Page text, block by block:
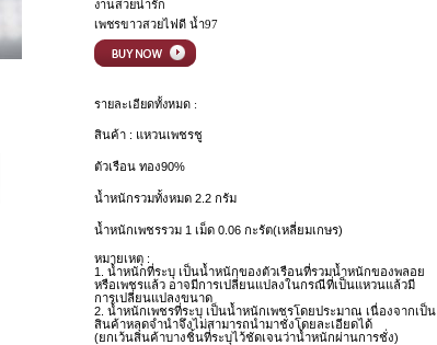
งานสวยน่ารัก
เพชรขาวสวยไฟดี น้ำ97
รายละเอียดทั้งหมด :
สินค้า : แหวนเพชรชู
ตัวเรือน ทอง90%
น้ำหนักรวมทั้งหมด 2.2 กรัม
น้ำหนักเพชรรวม 1 เม็ด 0.06 กะรัต(เหลี่ยมเกษร)
หมายเหตุ :
1. น้ำหนักที่ระบุ เป็นน้ำหนักของตัวเรือนที่รวมน้ำหนักของพลอย
หรือเพชรแล้ว อาจมีการเปลี่ยนแปลงในกรณีที่เป็นแหวนแล้วมี
การเปลี่ยนแปลงขนาด
2. น้ำหนักเพชรที่ระบุ เป็นน้ำหนักเพชรโดยประมาณ เนื่องจากเป็น
สินค้าหลุดจำนำจึงไม่สามารถนำมาชั่งโดยละเอียดได้
(ยกเว้นสินค้าบางชิ้นที่ระบุไว้ชัดเจนว่าน้ำหนักผ่านการชั่ง)